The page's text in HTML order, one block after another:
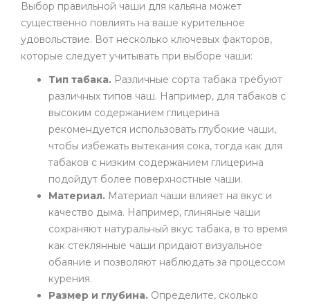
Выбор правильной чаши для кальяна может
существенно повлиять на ваше курительное
удовольствие. Вот несколько ключевых факторов,
которые следует учитывать при выборе чаши:
Тип табака. Различные сорта табака требуют
различных типов чаш. Например, для табаков с
высоким содержанием глицерина
рекомендуется использовать глубокие чаши,
чтобы избежать вытекания сока, тогда как для
табаков с низким содержанием глицерина
подойдут более поверхностные чаши.
Материал. Материал чаши влияет на вкус и
качество дыма. Например, глиняные чаши
сохраняют натуральный вкус табака, в то время
как стеклянные чаши придают визуальное
обаяние и позволяют наблюдать за процессом
курения.
Размер и глубина. Определите, сколько